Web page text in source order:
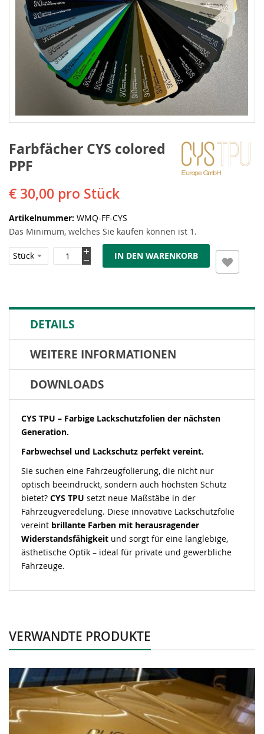
Farbfächer CYS colored
PPF
€ 30,00 pro Stück
Artikelnummer WMQ-FF-CYS
Das Minimum, welches Sie kaufen können ist 1.
IN DEN WARENKORB
DETAILS
WEITERE INFORMATIONEN
DOWNLOADS
CYS TPU – Farbige Lackschutzfolien der nächsten
Generation.
Farbwechsel und Lackschutz perfekt vereint.
Sie suchen eine Fahrzeugfolierung, die nicht nur
optisch beeindruckt, sondern auch höchsten Schutz
bietet? CYS TPU setzt neue Maßstäbe in der
Fahrzeugveredelung. Diese innovative Lackschutzfolie
vereint brillante Farben mit herausragender
Widerstandsfähigkeit und sorgt für eine langlebige,
ästhetische Optik – ideal für private und gewerbliche
Fahrzeuge.
VERWANDTE PRODUKTE